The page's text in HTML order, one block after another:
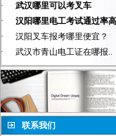
·
武汉哪里可以考叉车
·
汉阳哪里电工考试通过率高
·
汉阳叉车报考哪里便宜？
·
武汉市青山电工证在哪报..
联系我们